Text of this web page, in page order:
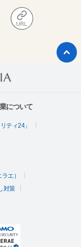
について
ティ24」
エ）
対策